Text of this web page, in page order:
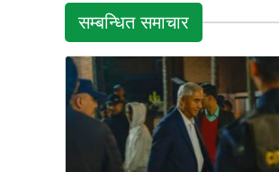
सम्बन्धित समाचार